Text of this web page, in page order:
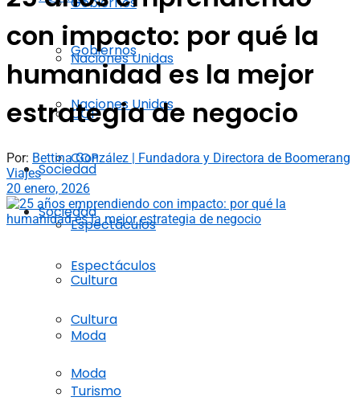
Naciones Unidas
COP
Sociedad
Espectáculos
Cultura
Moda
Turismo
Gobiernos
Naciones Unidas
COP
Sociedad
Espectáculos
Cultura
Moda
con impacto: por qué la
humanidad es la mejor
estrategia de negocio
Por: Bettina González | Fundadora y Directora de Boomerang
Viajes
20 enero, 2026